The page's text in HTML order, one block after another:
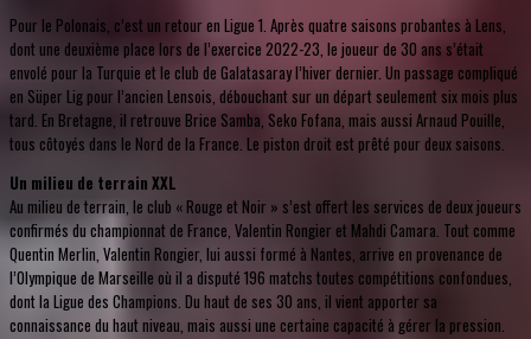
Pour le Polonais, c’est un retour en Ligue 1. Après quatre saisons probantes à Lens,
dont une deuxième place lors de l’exercice 2022-23, le joueur de 30 ans s’était
envolé pour la Turquie et le club de Galatasaray l’hiver dernier. Un passage compliqué
en Süper Lig pour l’ancien Lensois, débouchant sur un départ seulement six mois plus
tard. En Bretagne, il retrouve Brice Samba, Seko Fofana, mais aussi Arnaud Pouille,
tous côtoyés dans le Nord de la France. Le piston droit est prêté pour deux saisons.
Un milieu de terrain XXL
Au milieu de terrain, le club « Rouge et Noir » s’est offert les services de deux joueurs
confirmés du championnat de France, Valentin Rongier et Mahdi Camara. Tout comme
Quentin Merlin, Valentin Rongier, lui aussi formé à Nantes, arrive en provenance de
l’Olympique de Marseille où il a disputé 196 matchs toutes compétitions confondues,
dont la Ligue des Champions. Du haut de ses 30 ans, il vient apporter sa
connaissance du haut niveau, mais aussi une certaine capacité à gérer la pression.